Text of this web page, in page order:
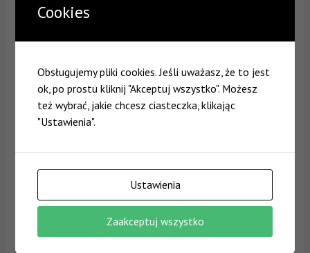
Cookies
Obsługujemy pliki cookies. Jeśli uważasz, że to jest
ok, po prostu kliknij "Akceptuj wszystko". Możesz
też wybrać, jakie chcesz ciasteczka, klikając
"Ustawienia".
Ustawienia
Zaakceptuj wszystko